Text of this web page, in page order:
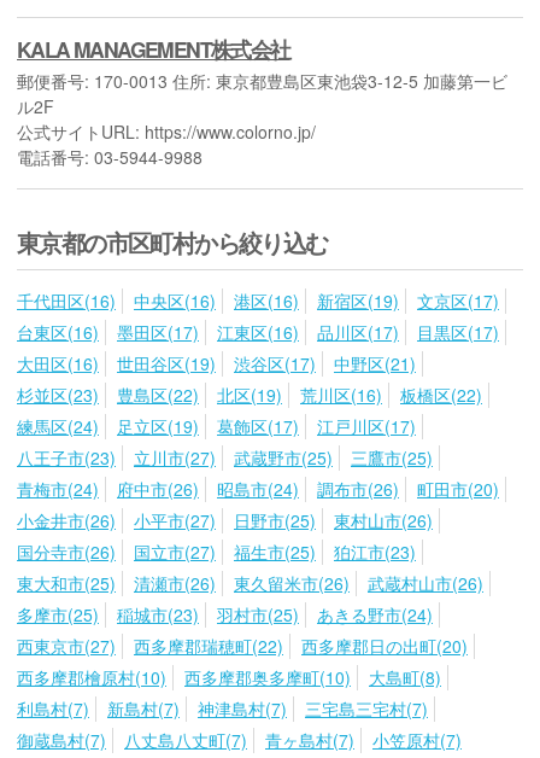
KALA MANAGEMENT株式会社
郵便番号: 170-0013 住所: 東京都豊島区東池袋3-12-5 加藤第一ビ
ル2F
公式サイトURL: https://www.colorno.jp/
電話番号: 03-5944-9988
東京都の市区町村から絞り込む
千代田区(16) 中央区(16) 港区(16) 新宿区(19)
文京区(17)
台東区(16)
墨田区(17) 江東区(16) 品川区(17)
目黒区(17)
大田区(16)
世田谷区(19) 渋谷区(17)
中野区(21)
杉並区(23)
豊島区(22) 北区(19) 荒川区(16)
板橋区(22)
練馬区(24)
足立区(19) 葛飾区(17)
江戸川区(17)
八王子市(23)
立川市(27) 武蔵野市(25)
三鷹市(25)
青梅市(24)
府中市(26) 昭島市(24) 調布市(26)
町田市(20)
小金井市(26)
小平市(27) 日野市(25)
東村山市(26)
国分寺市(26)
国立市(27) 福生市(25)
狛江市(23)
東大和市(25)
清瀬市(26) 東久留米市(26)
武蔵村山市(26)
多摩市(25)
稲城市(23) 羽村市(25)
あきる野市(24)
西東京市(27)
西多摩郡瑞穂町(22)
西多摩郡日の出町(20)
西多摩郡檜原村(10)
西多摩郡奥多摩町(10)
大島町(8)
利島村(7)
新島村(7) 神津島村(7)
三宅島三宅村(7)
御蔵島村(7)
八丈島八丈町(7) 青ヶ島村(7) 小笠原村(7)